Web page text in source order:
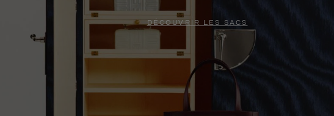
DÉCOUVRIR LES SACS